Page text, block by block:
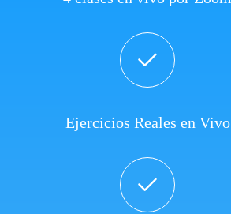
Ejercicios Reales en Vivo